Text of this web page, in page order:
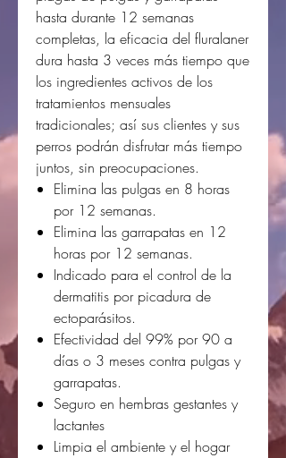
hasta durante 12 semanas
completas, la eficacia del fluralaner
dura hasta 3 veces más tiempo que
los ingredientes activos de los
tratamientos mensuales
tradicionales; así sus clientes y sus
perros podrán disfrutar más tiempo
juntos, sin preocupaciones.
Elimina las pulgas en 8 horas
por 12 semanas.
Elimina las garrapatas en 12
horas por 12 semanas.
Indicado para el control de la
dermatitis por picadura de
ectoparásitos.
Efectividad del 99% por 90 a
días o 3 meses contra pulgas y
garrapatas.
Seguro en hembras gestantes y
lactantes
Limpia el ambiente y el hogar